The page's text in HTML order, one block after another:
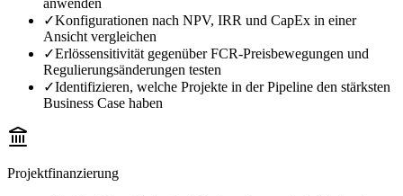
anwenden
✓Konfigurationen nach NPV, IRR und CapEx in einer
Ansicht vergleichen
✓Erlössensitivität gegenüber FCR-Preisbewegungen und
Regulierungsänderungen testen
✓Identifizieren, welche Projekte in der Pipeline den stärksten
Business Case haben
Projektfinanzierung